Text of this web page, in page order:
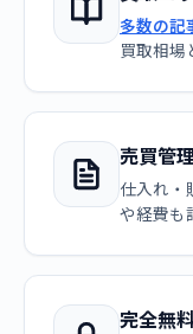
多数の記
買取相場
売買管
仕入れ・
や経費も
完全無